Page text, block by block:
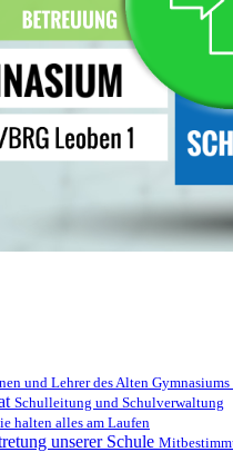
und Lehrer des Alten
Schulleitung und Schulverwaltung
halten alles am Laufen
unserer Schule